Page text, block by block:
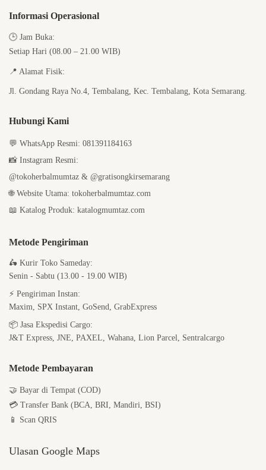
Informasi Operasional
🕒 Jam Buka:
Setiap Hari (08.00 – 21.00 WIB)
📍 Alamat Fisik:
Jl. Gondang Raya No.4, Tembalang, Kec. Tembalang, Kota Semarang.
Hubungi Kami
💬 WhatsApp Resmi: 081391184163
📸 Instagram Resmi:
@tokoherbalmumtaz & @gratisongkirsemarang
🌐 Website Utama: tokoherbalmumtaz.com
📖 Katalog Produk: katalogmumtaz.com
Metode Pengiriman
🛵 Kurir Toko Sameday:
Senin - Sabtu (13.00 - 19.00 WIB)
⚡ Pengiriman Instan:
Maxim, SPX Instant, GoSend, GrabExpress
📦 Jasa Ekspedisi Cargo:
J&T Express, JNE, PAXEL, Wahana, Lion Parcel, Sentralcargo
Metode Pembayaran
🤝 Bayar di Tempat (COD)
💳 Transfer Bank (BCA, BRI, Mandiri, BSI)
📱 Scan QRIS
Ulasan Google Maps